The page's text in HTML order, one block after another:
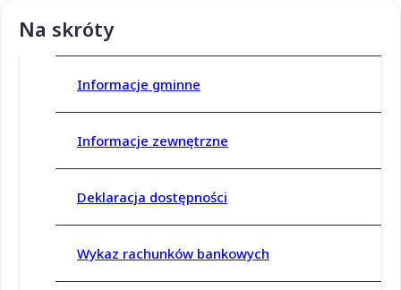
Na skróty
Informacje gminne
Informacje zewnętrzne
Deklaracja dostępności
Wykaz rachunków bankowych